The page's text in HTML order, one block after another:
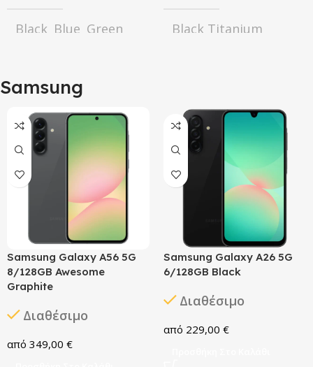
Apple
Black Blue Green
ΚΑΤΆΣΤΑΣΗ
Καλή ,Πολύ Καλή
Σαν καινούριο
ΧΩΡΗΤΙΚΌΤΗΤΑ
256GB,
512GB
ΚΑΤΑΣΚΕΥΑΣΤΉΣ
Apple
Black Titanium
ΚΑΤΆΣΤΑΣΗ
Πολύ Καλή,
Σαν καινούριο
ΧΩΡΗΤΙΚΌΤΗΤΑ
256GB ,512GB ,1TB
ΚΑΤΑΣΚΕΥΑΣΤΉΣ
Apple
Samsung
Samsung Galaxy A56 5G
8/128GB Awesome
Graphite
Διαθέσιμο
349,00 €
Samsung Galaxy A26 5G
6/128GB Black
Διαθέσιμο
229,00 €